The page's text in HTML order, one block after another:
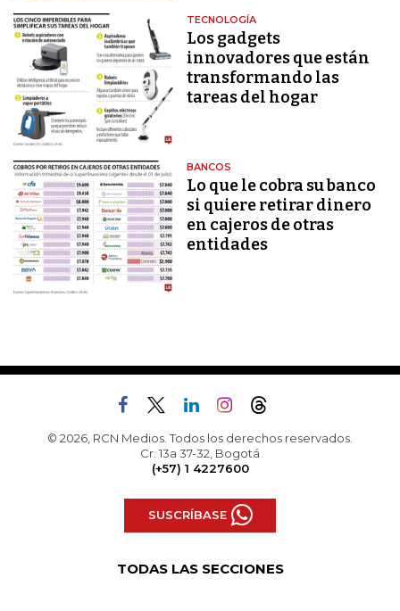
TECNOLOGÍA
Los gadgets
innovadores que están
transformando las
tareas del hogar
BANCOS
Lo que le cobra su banco
si quiere retirar dinero
en cajeros de otras
entidades
© 2026, RCN Medios. Todos los derechos reservados.
Cr. 13a 37-32, Bogotá
(+57) 1 4227600
SUSCRÍBASE
TODAS LAS SECCIONES